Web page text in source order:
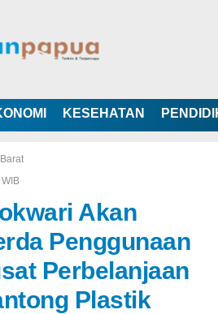
KESEHATAN
Akan
Penggunaan
Perbelanjaan
Plastik